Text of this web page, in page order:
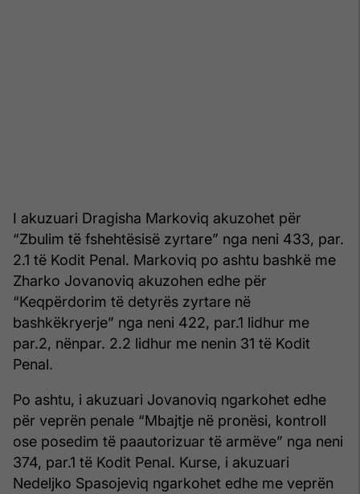
I akuzuari Dragisha Markoviq akuzohet për
“Zbulim të fshehtësisë zyrtare” nga neni 433, par.
2.1 të Kodit Penal. Markoviq po ashtu bashkë me
Zharko Jovanoviq akuzohen edhe për
“Keqpërdorim të detyrës zyrtare në
bashkëkryerje” nga neni 422, par.1 lidhur me
par.2, nënpar. 2.2 lidhur me nenin 31 të Kodit
Penal.
Po ashtu, i akuzuari Jovanoviq ngarkohet edhe
për veprën penale “Mbajtje në pronësi, kontroll
ose posedim të paautorizuar të armëve” nga neni
374, par.1 të Kodit Penal. Kurse, i akuzuari
Nedeljko Spasojeviq ngarkohet edhe me veprën